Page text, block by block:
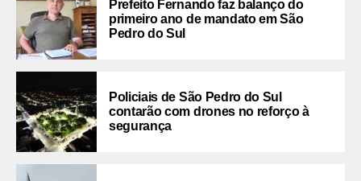
Prefeito Fernando faz balanço do
primeiro ano de mandato em São
Pedro do Sul
Policiais de São Pedro do Sul
contarão com drones no reforço à
segurança